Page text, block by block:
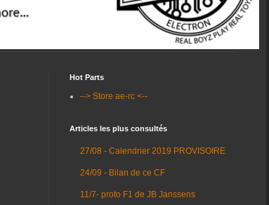
Hot Parts
--> Store ae-rc <--
Articles les plus consultés
27/08 - Calendrier 2019 PROVISOIRE
24/09 - Bilan de ce CF
11/7- proto F1 de JB Janssens